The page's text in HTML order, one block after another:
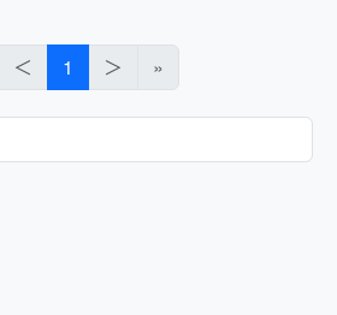
＜ 1 ＞ »